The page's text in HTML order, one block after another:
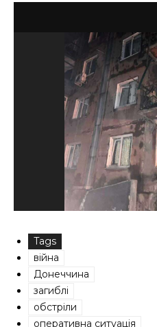
Tags
війна
Донеччина
загиблі
обстріли
оперативна ситуація